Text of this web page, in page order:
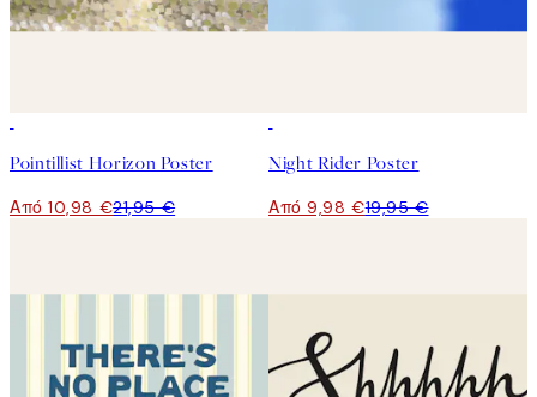
Pointillist Horizon Poster
Από 10,98 €21,95 €
Night Rider Poster
Από 9,98 €19,95 €